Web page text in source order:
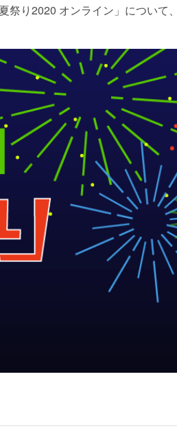
祭り2020 オンライン」について